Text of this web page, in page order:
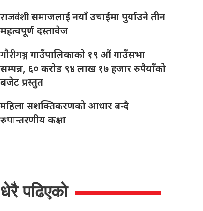
राजवंशीसमाजलाई नयाँ उचाईमा पुर्याउने तीन
महत्वपूर्ण दस्तावेज
गौरीगञ्जगाउँपालिकाको १९ औं गाउँसभा
सम्पन्न, ६० करोड ९४ लाख १७ हजार रुपैयाँको
बजेट प्रस्तुत
महिलासशक्तिकरणको आधार बन्दै
रुपान्तरणीय कक्षा
धेरै पढिएको